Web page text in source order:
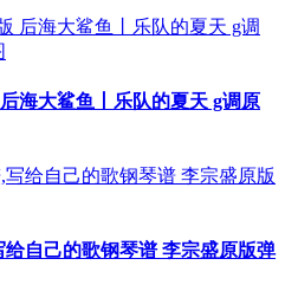
海大鲨鱼丨乐队的夏天 g调原
自己的歌钢琴谱 李宗盛原版弹